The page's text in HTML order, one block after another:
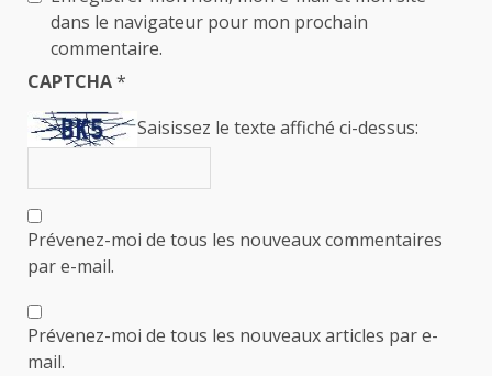
dans le navigateur pour mon prochain
commentaire.
CAPTCHA*
Saisissez le texte affiché ci-dessus:
Prévenez-moi de tous les nouveaux commentaires
par e-mail.
Prévenez-moi de tous les nouveaux articles par e-
mail.